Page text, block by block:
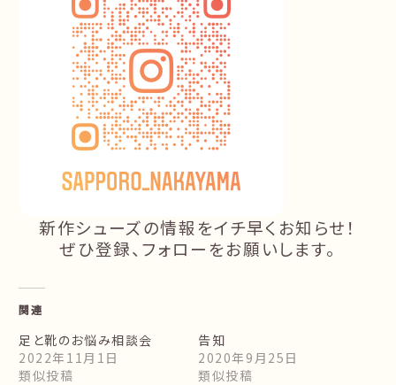
新作シューズの情報をイチ早くお知らせ！
ぜひ登録、フォローをお願いします。
関連
足と靴のお悩み相談会
2022年11月1日
類似投稿
告知
2020年9月25日
類似投稿